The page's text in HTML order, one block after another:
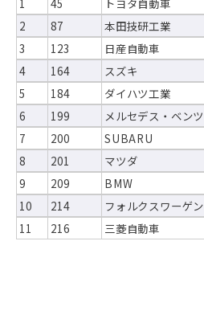
1 45 トヨタ自動車
2
87 本田技研工業
3
123 日産自動車
4
164 スズキ
5
184 ダイハツ工業
6
199 メルセデス・ベンツ
7
200 SUBARU
8
201 マツダ
9
209 BMW
10
214 フォルクスワーゲン
11
216 三菱自動車